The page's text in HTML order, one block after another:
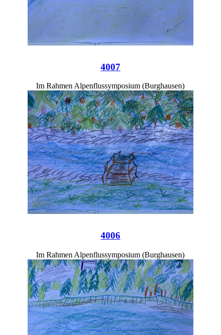
4007
Im Rahmen Alpenflussymposium (Burghausen)
4006
Im Rahmen Alpenflussymposium (Burghausen)